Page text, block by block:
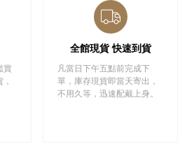
賞
全館現貨 快速到貨
凡當日下午五點前完成下
單，庫存現貨即當天寄出，
不用久等，迅速配戴上身。